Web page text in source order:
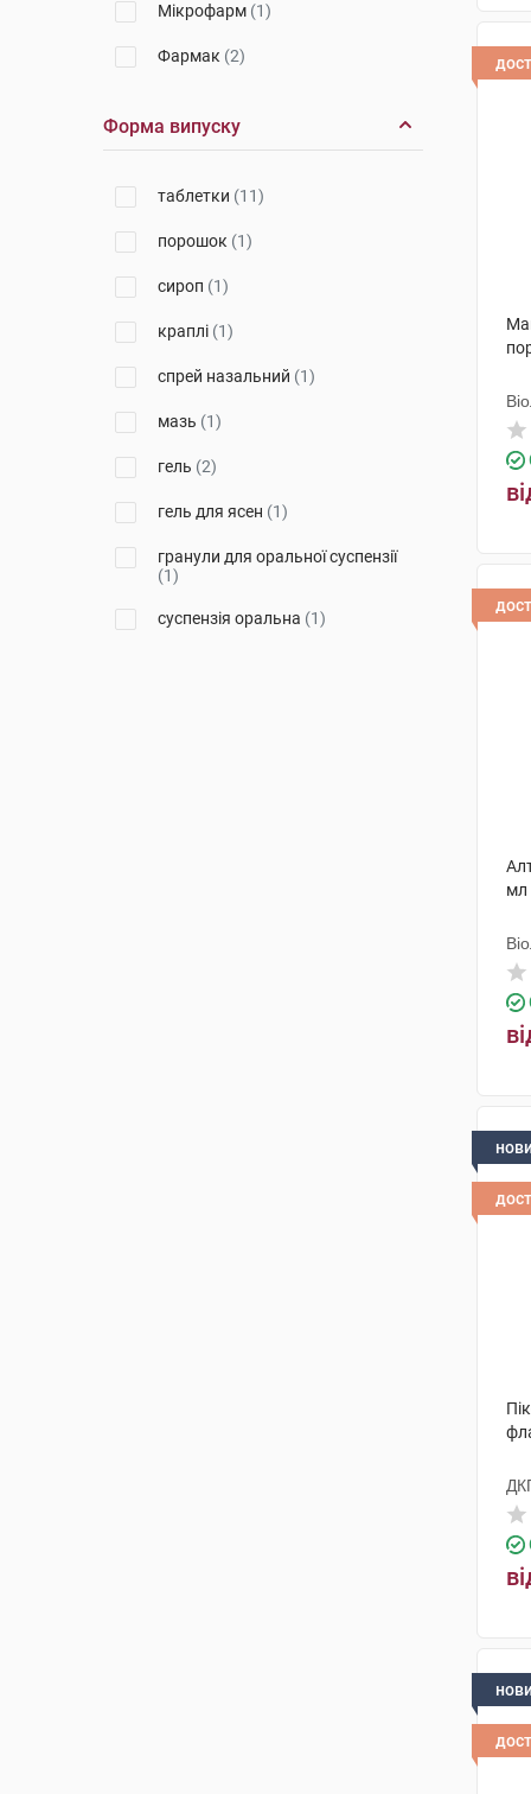
Мікрофарм (1)
Фармак (2)
Форма випуску
таблетки (11)
порошок (1)
сироп (1)
краплі (1)
спрей назальний (1)
мазь (1)
гель (2)
гель для ясен (1)
гранули для оральної суспензії
(1)
суспензія оральна (1)
мл